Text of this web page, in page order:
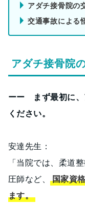
アダチ接骨院の
交通事故による
アダチ接骨院
ーー まず最初に、
ください。
安達先生：
「当院では、柔道
圧師など、国家資
ます。